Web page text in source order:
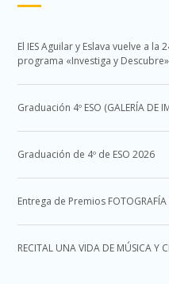
El IES Aguilar y Eslava vuelve a la
programa «Investiga y Descubre»
Graduación 4º ESO (GALERÍA DE
Graduación de 4º de ESO 2026
Entrega de Premios FOTOGRAFÍA
RECITAL UNA VIDA DE MÚSICA Y